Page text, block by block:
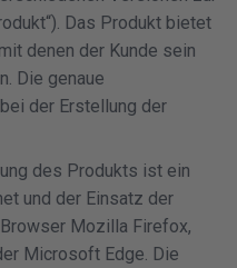
Das Produkt bietet
denen der Kunde sein
Die genaue
der Erstellung der
des Produkts ist ein
und der Einsatz der
Mozilla Firefox,
Microsoft Edge. Die